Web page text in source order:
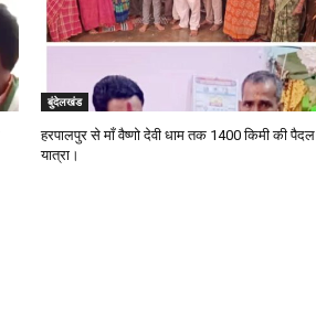
बुंदेलखंड
हरपालपुर से माँ वैष्णो देवी धाम तक 1400 किमी की पैदल
यात्रा।